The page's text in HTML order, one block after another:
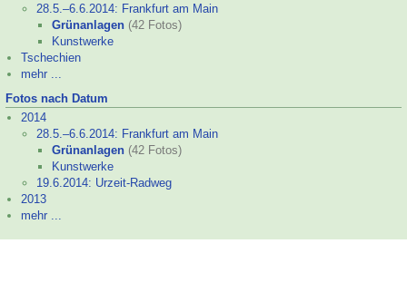
28.5.–6.6.2014: Frankfurt am Main
Grünanlagen (42 Fotos)
Kunstwerke
Tschechien
mehr ...
Fotos nach Datum
2014
28.5.–6.6.2014: Frankfurt am Main
Grünanlagen (42 Fotos)
Kunstwerke
19.6.2014: Urzeit-Radweg
2013
mehr ...